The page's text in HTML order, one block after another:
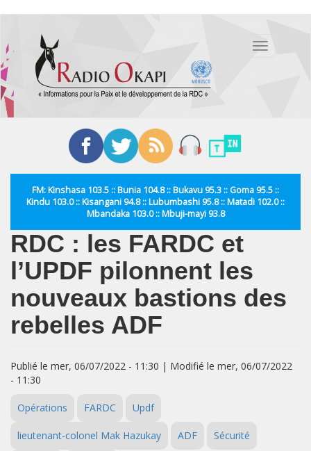
contenu
principal
Toggle
FM: Kinshasa 103.5 :: Bunia 104.8 :: Bukavu 95.3 :: Goma 95.5 ::
Kindu 103.0 :: Kisangani 94.8 :: Lubumbashi 95.8 :: Matadi 102.0 ::
Mbandaka 103.0 :: Mbuji-mayi 93.8
RDC : les FARDC et
l’UPDF pilonnent les
nouveaux bastions des
rebelles ADF
Publié le mer, 06/07/2022 - 11:30 | Modifié le mer, 06/07/2022
- 11:30
Opérations FARDC Updf
lieutenant-colonel Mak Hazukay ADF Sécurité